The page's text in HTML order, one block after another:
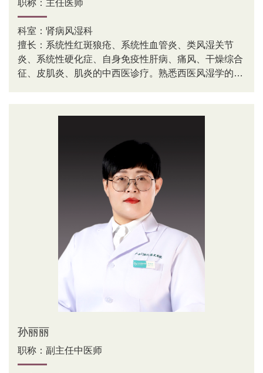
职称：主任医师
科室：肾病风湿科
擅长：系统性红斑狼疮、系统性血管炎、类风湿关节
炎、系统性硬化症、自身免疫性肝病、痛风、干燥综合
征、皮肌炎、肌炎的中西医诊疗。熟悉西医风湿学的前
孙丽丽
职称：副主任中医师